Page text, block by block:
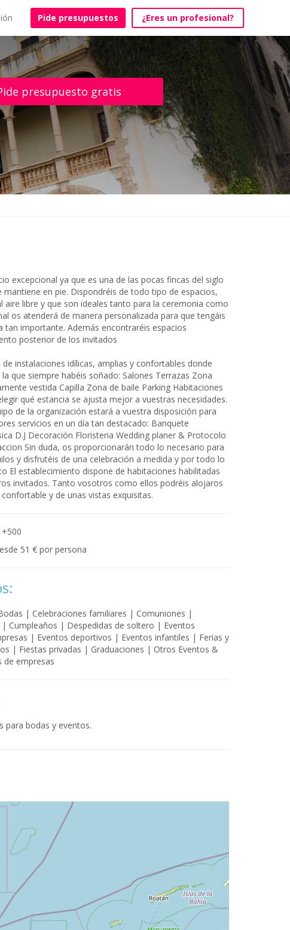
Pide presupuestos ¿Eres un profesional?
presupuesto gratis
excepcional ya que es una de las pocas fincas del siglo
mantiene en pie. Dispondréis de todo tipo de espacios,
libre y que son ideales tanto para la ceremonia como
os atenderá de manera personalizada para que tengáis
tan importante. Además encontraréis espacios
posterior de los invitados
instalaciones idílicas, amplias y confortables donde
que siempre habéis soñado: Salones Terrazas Zona
vestida Capilla Zona de baile Parking Habitaciones
qué estancia se ajusta mejor a vuestras necesidades.
de la organización estará a vuestra disposición para
servicios en un día tan destacado: Banquete
D.J Decoración Floristeria Wedding planer & Protocolo
Sin duda, os proporcionarán todo lo necesario para
y disfrutéis de una celebración a medida y por todo lo
El establecimiento dispone de habitaciones habilitadas
invitados. Tanto vosotros como ellos podréis alojaros
y de unas vistas exquisitas.
51 € por persona
| Celebraciones familiares | Comuniones |
Cumpleaños | Despedidas de soltero | Eventos
| Eventos deportivos | Eventos infantiles | Ferias y
| Fiestas privadas | Graduaciones | Otros Eventos &
de empresas
para bodas y eventos.